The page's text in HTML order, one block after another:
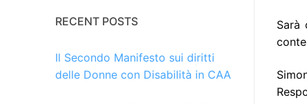
Sarà
RECENT POSTS
Il Secondo Manifesto sui diritti
delle Donne con Disabilità in CAA